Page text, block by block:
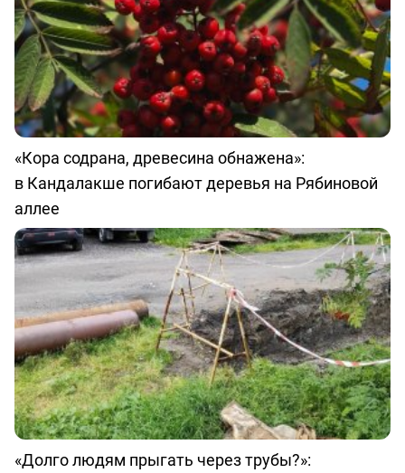
«Кора содрана, древесина обнажена»:
в Кандалакше погибают деревья на Рябиновой
аллее
«Долго людям прыгать через трубы?»: